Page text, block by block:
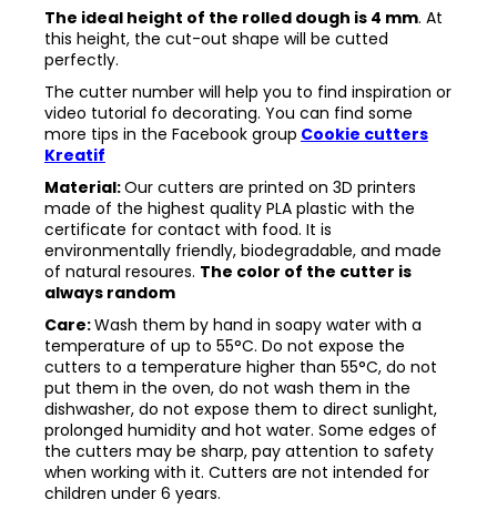
The ideal height of the rolled dough is 4 mm. At
this height, the cut-out shape will be cutted
perfectly.
The cutter number will help you to find inspiration or
video tutorial fo decorating. You can find some
more tips in the Facebook group Cookie cutters
Kreatif
Material:Our cutters are printed on 3D printers
made of the highest quality PLA plastic with the
certificate for contact with food. It is
environmentally friendly, biodegradable, and made
of natural resoures. The color of the cutter is
always random
Care:Wash them by hand in soapy water with a
temperature of up to 55°C. Do not expose the
cutters to a temperature higher than 55°C, do not
put them in the oven, do not wash them in the
dishwasher, do not expose them to direct sunlight,
prolonged humidity and hot water. Some edges of
the cutters may be sharp, pay attention to safety
when working with it. Cutters are not intended for
children under 6 years.